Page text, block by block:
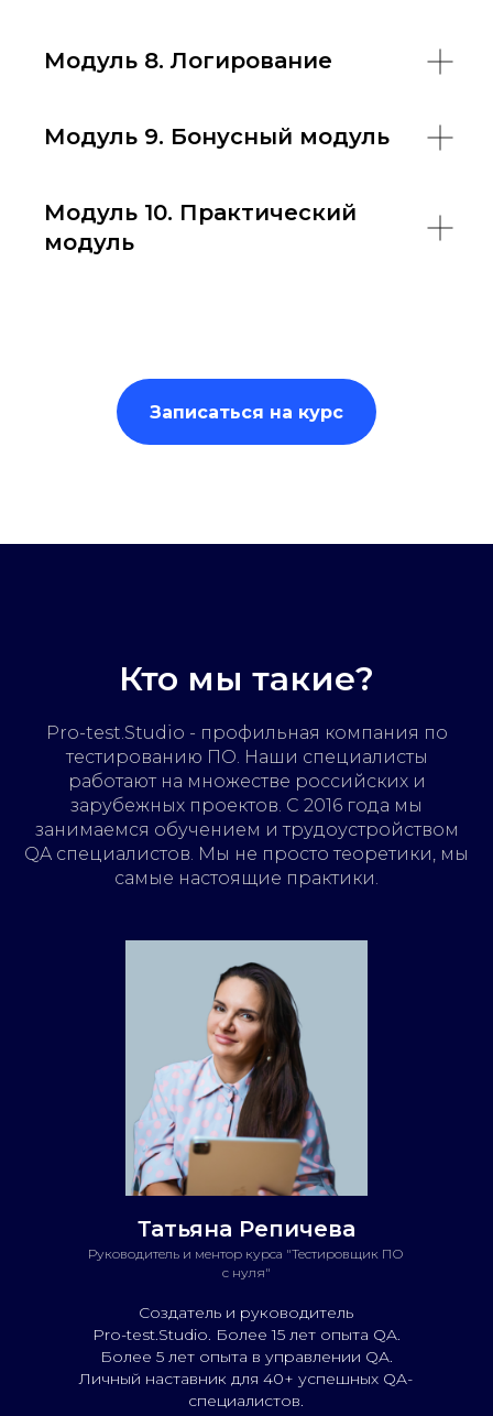
Модуль 8. Логирование
Модуль 9. Бонусный модуль
Модуль 10. Практический
модуль
Записаться на курс
Кто мы такие?
Pro-test.Studio - профильная компания по
тестированию ПО. Наши специалисты
работают на множестве российских и
зарубежных проектов. С 2016 года мы
занимаемся обучением и трудоустройством
QA специалистов. Мы не просто теоретики, мы
самые настоящие практики.
Татьяна Репичева
Руководитель и ментор курса "Тестировщик ПО
с нуля"
Создатель и руководитель
Pro-test.Studio. Более 15 лет опыта QA.
Более 5 лет опыта в управлении QA.
Личный наставник для 40+ успешных QA-
специалистов.